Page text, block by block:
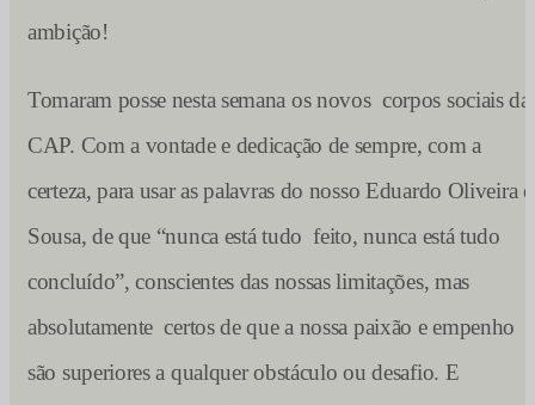
ambição!
Tomaram posse nesta semana os novos corpos sociais da
CAP. Com a vontade e dedicação de sempre, com a
certeza, para usar as palavras do nosso Eduardo Oliveira e
Sousa, de que “nunca está tudo feito, nunca está tudo
concluído”, conscientes das nossas limitações, mas
absolutamente certos de que a nossa paixão e empenho
são superiores a qualquer obstáculo ou desafio. E